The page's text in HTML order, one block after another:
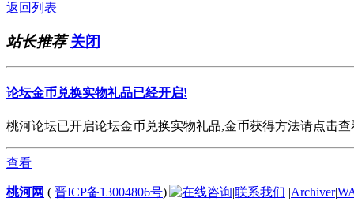
返回列表
站长推荐 关闭
论坛金币兑换实物礼品已经开启!
桃河论坛已开启论坛金币兑换实物礼品,金币获得方法请点击
查看
桃河网 ( 晋ICP备13004806号)| |联系我们 |Archiver|